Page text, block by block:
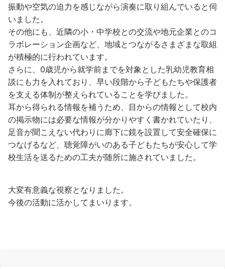
振動や空気の迫力を感じながら演奏に取り組んでいると伺
いました。
その他にも、近隣の小・中学校との交流や地元企業とのコ
ラボレーション企画など、地域とつながるさまざまな取組
が積極的に行われています。
さらに、0歳児から就学前までを対象とした乳幼児教育相
談にも力を入れており、早い段階から子どもたちや保護者
を支える体制が整えられていることを学びました。
耳から得られる情報を補うため、目からの情報として校内
の掲示物には必要な情報が分かりやすく書かれていたり、
足音が聞こえない代わりに廊下に鏡を設置して安全確保に
つなげるなど、聴覚障がいのある子どもたちが安心して学
校生活を送るための工夫が随所に施されていました。
大変有意義な視察となりました。
今後の活動に活かしてまいります。